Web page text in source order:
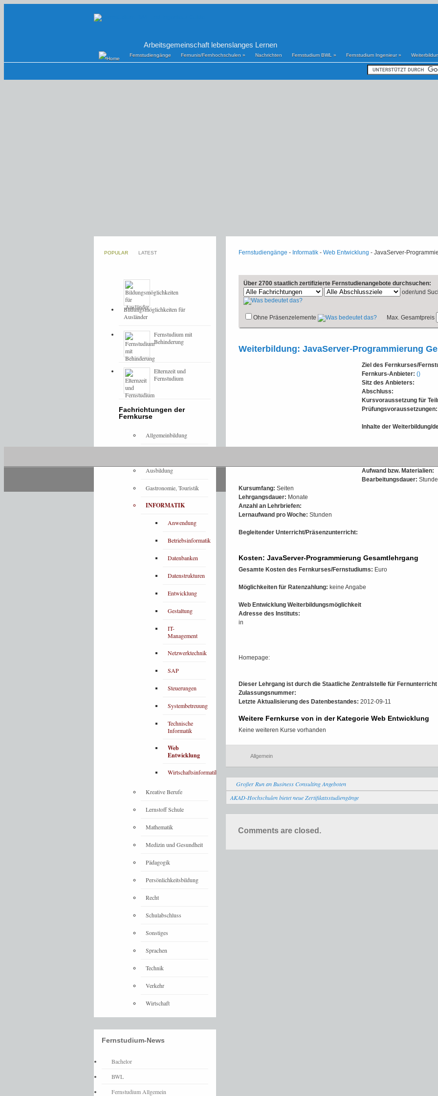
Arbeitsgemeinschaft lebenslanges Lernen
Fernstudiengänge Fernunis/Fernhochschulen » Nachrichten Fernstudium BWL » Fernstudium Ingenieur»
Fernstudiengänge - Informatik - Web Entwicklung - JavaServer-
Über 2700 staatlich zertifizierte Fernstudienangebote durchsuchen:
oder/und
Ohne Präsenzelemente Max. Gesamtpreis
Weiterbildung: JavaServer-Programmierung
Ziel des Fernkurses/
Fernkurs-Anbieter: ()
Sitz des Anbieters:
Abschluss:
Kursvoraussetzung für
Prüfungsvoraussetzungen:
Inhalte der Weiterbildung/
Aufwand bzw. Materialien:
Bearbeitungsdauer:
Kursumfang: Seiten
Lehrgangsdauer: Monate
Anzahl an Lehrbriefen:
Lernaufwand pro Woche: Stunden
Begleitender Unterricht/Präsenzunterricht:
Kosten: JavaServer-Programmierung Gesamtlehrgang
Gesamte Kosten des Fernkurses/Fernstudiums: Euro
Möglichkeiten für Ratenzahlung: keine Angabe
Web Entwicklung Weiterbildungsmöglichkeit
Adresse des Instituts:
in
Homepage:
Dieser Lehrgang ist durch die Staatliche Zentralstelle für Fernunterricht
Zulassungsnummer:
Letzte Aktualisierung des Datenbestandes: 2012-09-11
Weitere Fernkurse von in der Kategorie Web Entwicklung
Keine weiteren Kurse vorhanden
Allgemein
Großer Run an Business Consulting Angeboten
AKAD-Hochschulen bietet neue Zertifikatsstudiengänge
Comments are closed.
POPULAR LATEST
Bildungsmöglichkeiten für
Ausländer
Fernstudium mit
Behinderung
Elternzeit und
Fernstudium
Fachrichtungen der
Fernkurse
Allgemeinbildung
Ausbildung
Gastronomie, Touristik
INFORMATIK
Anwendung
Betriebsinformatik
Datenbanken
Datenstrukturen
Entwicklung
Gestaltung
IT-
Management
Netzwerktechnik
SAP
Steuerungen
Systembetreuung
Technische
Informatik
Web
Entwicklung
Wirtschaftsinformatik
Kreative Berufe
Lernstoff Schule
Mathematik
Medizin und Gesundheit
Pädagogik
Persönlichkeitsbildung
Recht
Schulabschluss
Sonstiges
Sprachen
Technik
Verkehr
Wirtschaft
Fernstudium-News
Bachelor
BWL
Fernstudium Allgemein